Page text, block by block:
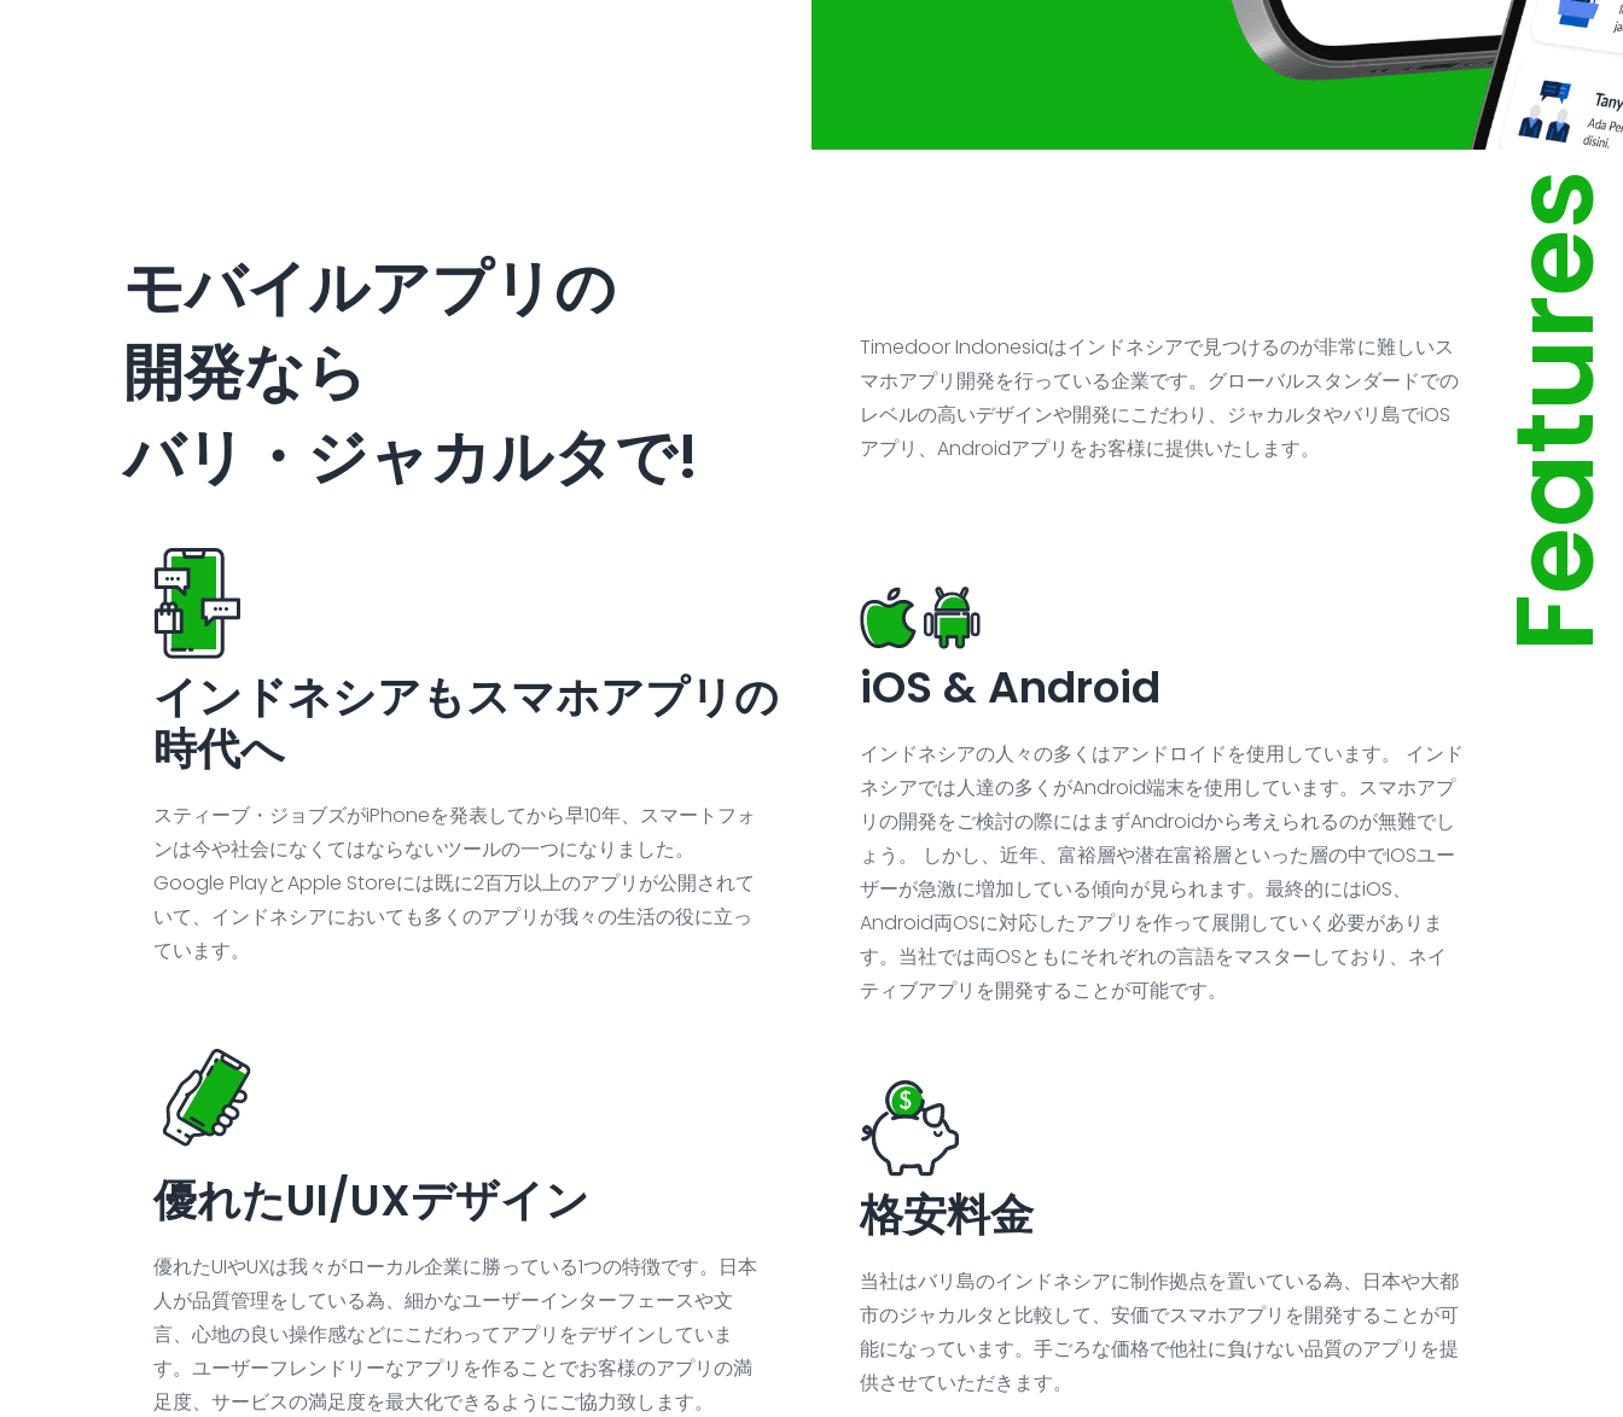
モバイルアプリの
開発なら
バリ・ジャカルタで!
インドネシアもスマホアプリの
時代へ
スティーブ・ジョブズがiPhoneを発表してから早10年、スマートフォ
ンは今や社会になくてはならないツールの一つになりました。
Google PlayとApple Storeには既に2百万以上のアプリが公開されて
いて、インドネシアにおいても多くのアプリが我々の生活の役に立っ
ています。
優れたUI/UXデザイン
優れたUIやUXは我々がローカル企業に勝っている1つの特徴です。日本
人が品質管理をしている為、細かなユーザーインターフェースや文
言、心地の良い操作感などにこだわってアプリをデザインしていま
す。ユーザーフレンドリーなアプリを作ることでお客様のアプリの満
足度、サービスの満足度を最大化できるようにご協力致します。
Timedoor Indonesiaはインドネシアで見つけるのが非常に難しいス
マホアプリ開発を行っている企業です。グローバルスタンダードでの
レベルの高いデザインや開発にこだわり、ジャカルタやバリ島でiOS
アプリ、Androidアプリをお客様に提供いたします。
iOS & Android
インドネシアの人々の多くはアンドロイドを使用しています。 インド
ネシアでは人達の多くがAndroid端末を使用しています。スマホアプ
リの開発をご検討の際にはまずAndroidから考えられるのが無難でし
ょう。 しかし、近年、富裕層や潜在富裕層といった層の中でIOSユー
ザーが急激に増加している傾向が見られます。最終的にはiOS、
Android両OSに対応したアプリを作って展開していく必要がありま
す。当社では両OSともにそれぞれの言語をマスターしており、ネイ
ティブアプリを開発することが可能です。
格安料金
当社はバリ島のインドネシアに制作拠点を置いている為、日本や大都
市のジャカルタと比較して、安価でスマホアプリを開発することが可
能になっています。手ごろな価格で他社に負けない品質のアプリを提
供させていただきます。